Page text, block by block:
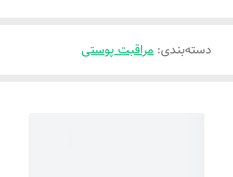
دسته‌بندی: مراقبت پوستی